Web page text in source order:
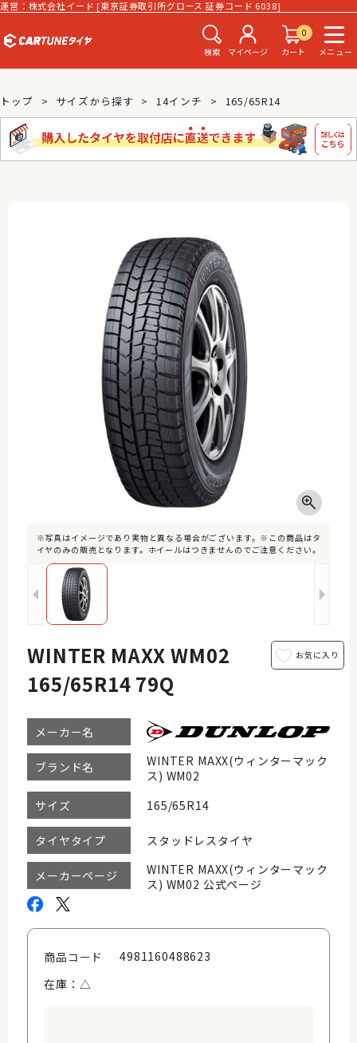
運営：株式会社イード [東京証券取引所グロース 証券コード 6038]
検索 マイページ
0
カート
メニュー
トップ サイズから探す 14インチ 165/65R14
※写真はイメージであり実物と異なる場合がございます。※この商品はタ
イヤのみの販売となります。ホイールはつきませんのでご注意ください。
WINTER MAXX WM02
165/65R14 79Q
メーカー名
ブランド名
WINTER MAXX(ウィンターマック
ス) WM02
サイズ
165/65R14
タイヤタイプ スタッドレスタイヤ
メーカーページ
WINTER MAXX(ウィンターマック
ス) WM02 公式ページ
商品コード
4981160488623
在庫：△